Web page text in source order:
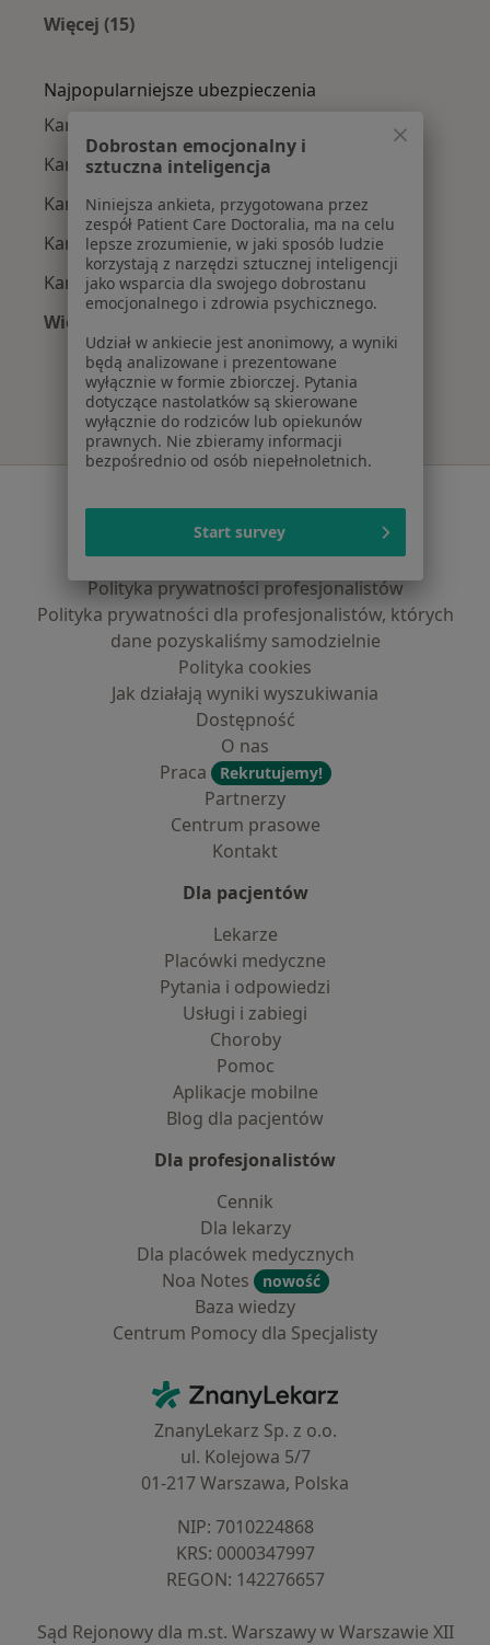
Więcej (15)
Najpopularniejsze ubezpieczenia
Kardiolodzy z TU Zdrowie w Gdańsku
Kardiolodzy z Medicover w Gdańsku
Kardiolodzy z Allianz w Gdańsku
Kardiolodzy z Signal Iduna w Gdańsku
Kardiolodzy z JP MEDICA w Gdańsku
Więcej (5)
Więcej w kategorii: Najpopularniejsze
Regulamin
Polityka prywatności pacjentów
Polityka prywatności profesjonalistów
Polityka prywatności dla profesjonalistów, których
dane pozyskaliśmy samodzielnie
Polityka cookies
Jak działają wyniki wyszukiwania
Dostępność
O nas
Praca
Rekrutujemy!
Partnerzy
Centrum prasowe
Kontakt
Dla pacjentów
Lekarze
Placówki medyczne
Pytania i odpowiedzi
Usługi i zabiegi
Choroby
Pomoc
Aplikacje mobilne
Blog dla pacjentów
Dla profesjonalistów
Cennik
Dla lekarzy
Dla placówek medycznych
Noa Notes
nowość
Baza wiedzy
Centrum Pomocy dla Specjalisty
ZnanyLekarz - Strona główna
ZnanyLekarz Sp. z o.o.
ul. Kolejowa 5/7
01-217 Warszawa, Polska
NIP: ⁠7010224868
KRS: ⁠0000347997
REGON: ⁠142276657
Sąd Rejonowy dla m.st. Warszawy w Warszawie XII
Dobrostan emocjonalny i
sztuczna inteligencja
Niniejsza ankieta, przygotowana przez
zespół Patient Care Doctoralia, ma na celu
lepsze zrozumienie, w jaki sposób ludzie
korzystają z narzędzi sztucznej inteligencji
jako wsparcia dla swojego dobrostanu
emocjonalnego i zdrowia psychicznego.
Udział w ankiecie jest anonimowy, a wyniki
będą analizowane i prezentowane
wyłącznie w formie zbiorczej. Pytania
dotyczące nastolatków są skierowane
wyłącznie do rodziców lub opiekunów
prawnych. Nie zbieramy informacji
bezpośrednio od osób niepełnoletnich.
Start survey